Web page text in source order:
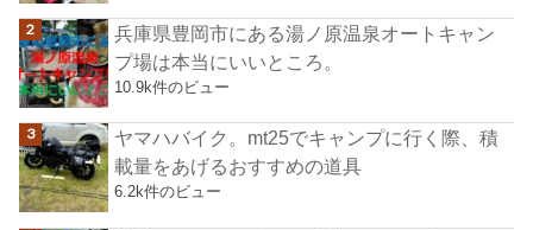
兵庫県豊岡市にある湯ノ原温泉オートキャン
プ場は本当にいいところ。
10.9k件のビュー
ヤマハバイク。mt25でキャンプに行く際、積
載量をあげるおすすめの道具
6.2k件のビュー